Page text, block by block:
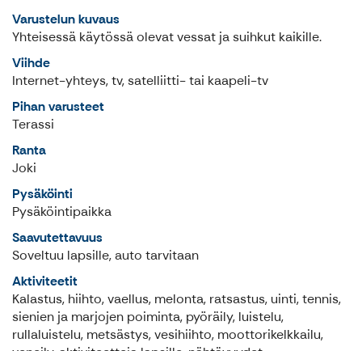
Varustelun kuvaus
Yhteisessä käytössä olevat vessat ja suihkut kaikille.
Viihde
Internet-yhteys, tv, satelliitti- tai kaapeli-tv
Pihan varusteet
Terassi
Ranta
Joki
Pysäköinti
Pysäköintipaikka
Saavutettavuus
Soveltuu lapsille, auto tarvitaan
Aktiviteetit
Kalastus, hiihto, vaellus, melonta, ratsastus, uinti, tennis,
sienien ja marjojen poiminta, pyöräily, luistelu,
rullaluistelu, metsästys, vesihiihto, moottorikelkkailu,